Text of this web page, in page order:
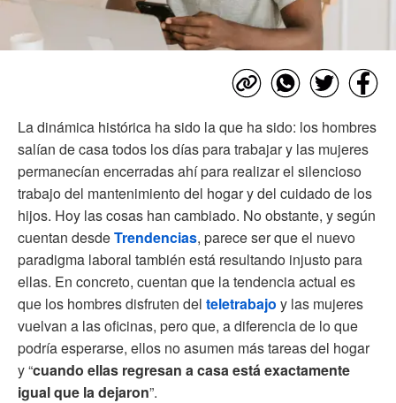
La dinámica histórica ha sido la que ha sido: los hombres
salían de casa todos los días para trabajar y las mujeres
permanecían encerradas ahí para realizar el silencioso
trabajo del mantenimiento del hogar y del cuidado de los
hijos. Hoy las cosas han cambiado. No obstante, y según
cuentan desdeTrendencias, parece ser que el nuevo
paradigma laboral también está resultando injusto para
ellas. En concreto, cuentan que la tendencia actual es
que los hombres disfruten del teletrabajo y las mujeres
vuelvan a las oficinas, pero que, a diferencia de lo que
podría esperarse, ellos no asumen más tareas del hogar
y “cuando ellas regresan a casa está exactamente
igual que la dejaron”.